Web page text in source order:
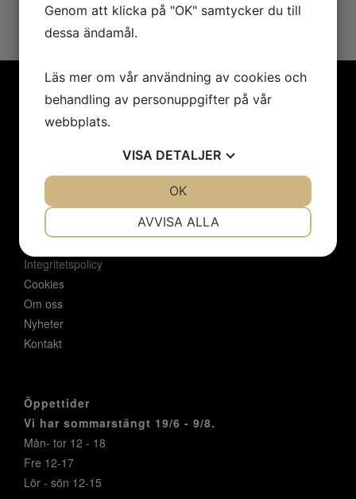
MENY
Konstnärer
Utställningar
Konstföreningar/Företag
Integritetspolicy
Cookies
Om oss
Nyheter
Kontakt
Öppettider
Vi har sommarstängt 19/6 - 9/8.
Mån- tor 12 - 18
Fre 12-17
Lör - sön 12-15
Genom att klicka på "OK" samtycker du till
dessa ändamål.
Läs mer om vår användning av cookies och
behandling av personuppgifter på vår
webbplats.
VISA DETALJER
MARKNADSFÖRING
AVVISA ALLA
OK